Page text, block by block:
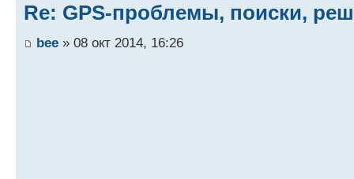
Re: GPS-проблемы, поиски,
bee » 08 окт 2014, 16:26